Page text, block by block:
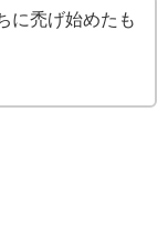
に禿げ始めたも